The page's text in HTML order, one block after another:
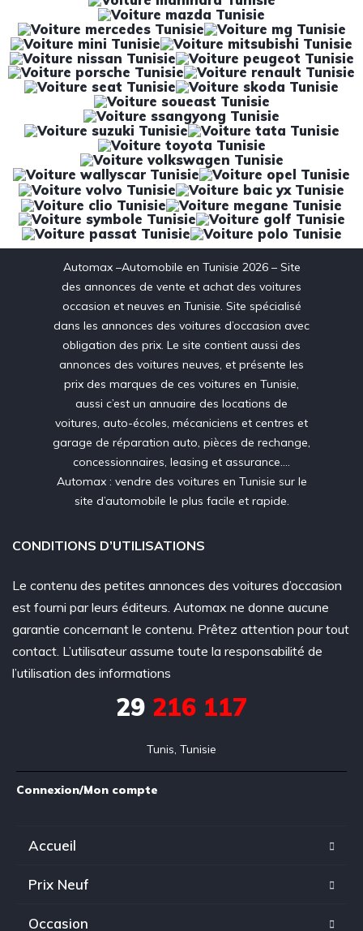
Automax –Automobile en Tunisie 2026 – Site
des annonces de vente et achat des voitures
occasion et neuves en Tunisie. Site spécialisé
dans les annonces des voitures d’occasion avec
obligation des prix. Le site contient aussi des
annonces des voitures neuves, et présente les
prix des marques de ces voitures en Tunisie,
aussi c’est un annuaire des locations de
voitures, auto-écoles, mécaniciens et centres et
garage de réparation auto, pièces de rechange,
concessionnaires, leasing et assurance….
Automax : vendre des voitures en Tunisie sur le
site d’automobile le plus facile et rapide.
CONDITIONS D’UTILISATIONS
Le contenu des petites annonces des voitures d’occasion
est fourni par leurs éditeurs. Automax ne donne aucune
garantie concernant le contenu. Prêtez attention pour tout
contact. L’utilisateur assume toute la responsabilité de
l’utilisation des informations
29 216 117
Tunis, Tunisie
Connexion/Mon compte
Accueil
Prix Neuf
Occasion